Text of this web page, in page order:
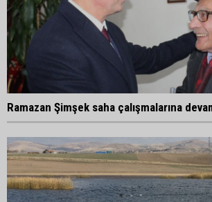
Ramazan Şimşek saha çalışmalarına